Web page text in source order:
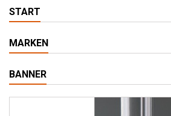
START
MARKEN
BANNER